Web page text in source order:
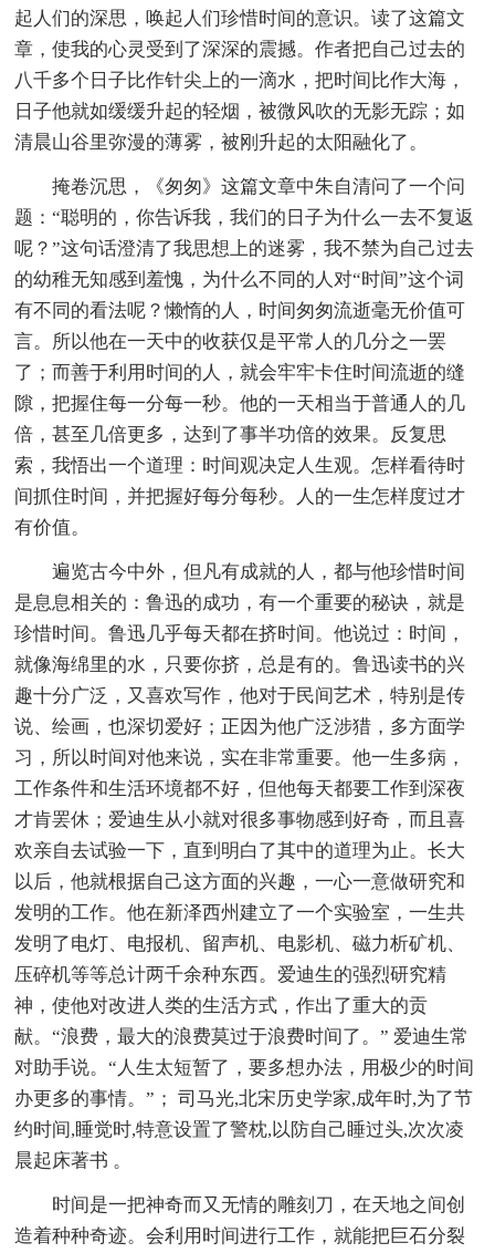
起人们的深思，唤起人们珍惜时间的意识。读了这篇文
章，使我的心灵受到了深深的震撼。作者把自己过去的
八千多个日子比作针尖上的一滴水，把时间比作大海，
日子他就如缓缓升起的轻烟，被微风吹的无影无踪；如
清晨山谷里弥漫的薄雾，被刚升起的太阳融化了。
掩卷沉思，《匆匆》这篇文章中朱自清问了一个问
题：“聪明的，你告诉我，我们的日子为什么一去不复返
呢？”这句话澄清了我思想上的迷雾，我不禁为自己过去
的幼稚无知感到羞愧，为什么不同的人对“时间”这个词
有不同的看法呢？懒惰的人，时间匆匆流逝毫无价值可
言。所以他在一天中的收获仅是平常人的几分之一罢
了；而善于利用时间的人，就会牢牢卡住时间流逝的缝
隙，把握住每一分每一秒。他的一天相当于普通人的几
倍，甚至几倍更多，达到了事半功倍的效果。反复思
索，我悟出一个道理：时间观决定人生观。怎样看待时
间抓住时间，并把握好每分每秒。人的一生怎样度过才
有价值。
遍览古今中外，但凡有成就的人，都与他珍惜时间
是息息相关的：鲁迅的成功，有一个重要的秘诀，就是
珍惜时间。鲁迅几乎每天都在挤时间。他说过：时间，
就像海绵里的水，只要你挤，总是有的。鲁迅读书的兴
趣十分广泛，又喜欢写作，他对于民间艺术，特别是传
说、绘画，也深切爱好；正因为他广泛涉猎，多方面学
习，所以时间对他来说，实在非常重要。他一生多病，
工作条件和生活环境都不好，但他每天都要工作到深夜
才肯罢休；爱迪生从小就对很多事物感到好奇，而且喜
欢亲自去试验一下，直到明白了其中的道理为止。长大
以后，他就根据自己这方面的兴趣，一心一意做研究和
发明的工作。他在新泽西州建立了一个实验室，一生共
发明了电灯、电报机、留声机、电影机、磁力析矿机、
压碎机等等总计两千余种东西。爱迪生的强烈研究精
神，使他对改进人类的生活方式，作出了重大的贡
献。“浪费，最大的浪费莫过于浪费时间了。” 爱迪生常
对助手说。“人生太短暂了，要多想办法，用极少的时间
办更多的事情。”； 司马光,北宋历史学家,成年时,为了节
约时间,睡觉时,特意设置了警枕,以防自己睡过头,次次凌
晨起床著书 。
时间是一把神奇而又无情的雕刻刀，在天地之间创
造着种种奇迹。会利用时间进行工作，就能把巨石分裂